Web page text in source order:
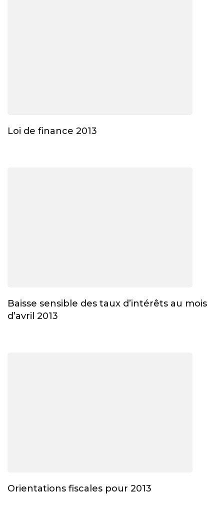
Loi de finance 2013
Baisse sensible des taux d’intérêts au mois
d’avril 2013
Orientations fiscales pour 2013